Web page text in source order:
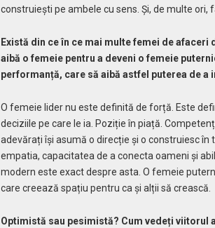
construiești pe ambele cu sens. Și, de multe
Există din ce în ce mai multe femei de
aibă o femeie pentru a deveni o femeie
performanță, care să aibă astfel puterea de a
O femeie lider nu este definită de forță. Este
deciziile pe care le ia. Poziție în piață.
adevărați își asumă o direcție și o construiesc
empatia, capacitatea de a conecta oameni și
modern este exact despre asta. O femeie
care creează spațiu pentru ca și alții să crească.
Optimistă sau pesimistă? Cum vedeți viitorul